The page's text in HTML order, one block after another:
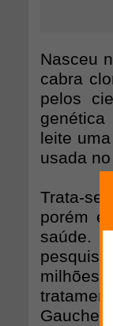
Nasceu
cabra
pelos
leite
usada
Trata-
porém
saúde.
milhões
Gaucher